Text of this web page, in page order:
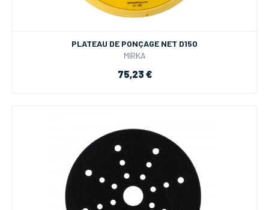
PLATEAU DE PONÇAGE NET D150
MIRKA
75,23 €